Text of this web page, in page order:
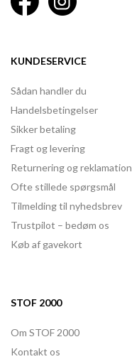
KUNDESERVICE
Sådan handler du
Handelsbetingelser
Sikker betaling
Fragt og levering
Returnering og reklamation
Ofte stillede spørgsmål
Tilmelding til nyhedsbrev
Trustpilot – bedøm os
Køb af gavekort
STOF 2000
Om STOF 2000
Kontakt os